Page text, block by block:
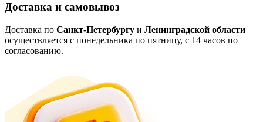
Доставка и самовывоз
Доставка по Санкт-Петербургу и Ленинградской области
осуществляется с понедельника по пятницу, с 14 часов по
согласованию.